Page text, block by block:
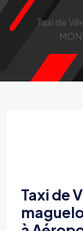
Taxi de
Taxi de